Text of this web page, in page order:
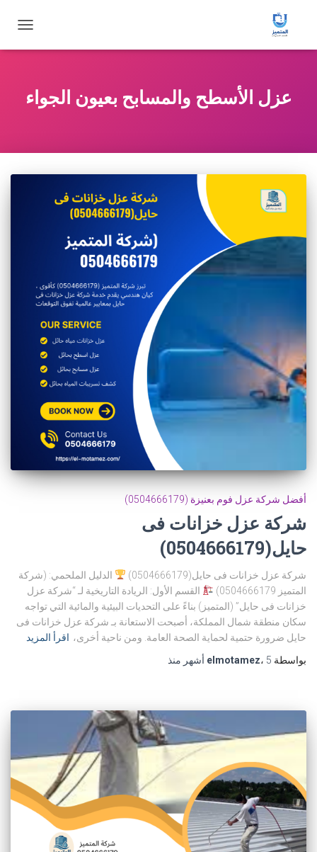
التنقل
عزل الأسطح والمسابح بعيون الجواء
أفضل شركة عزل فوم بعنيزة (0504666179)
شركة عزل خزانات فى
حايل(0504666179)
شركة عزل خزانات فى حايل(0504666179)
الدليل الملحمي: (شركة
المتميز 0504666179)
القسم الأول: الريادة التاريخية لـ “شركة عزل
خزانات فى حايل” (المتميز) بناءً على التحديات البيئية والمائية التي تواجه
سكان منطقة شمال المملكة، أصبحت الاستعانة بـ شركة عزل خزانات فى
حايل ضرورة حتمية لحماية الصحة العامة. ومن ناحية أخرى، اقرأ المزيد
بواسطة
elmotamez، 5 أشهر منذ